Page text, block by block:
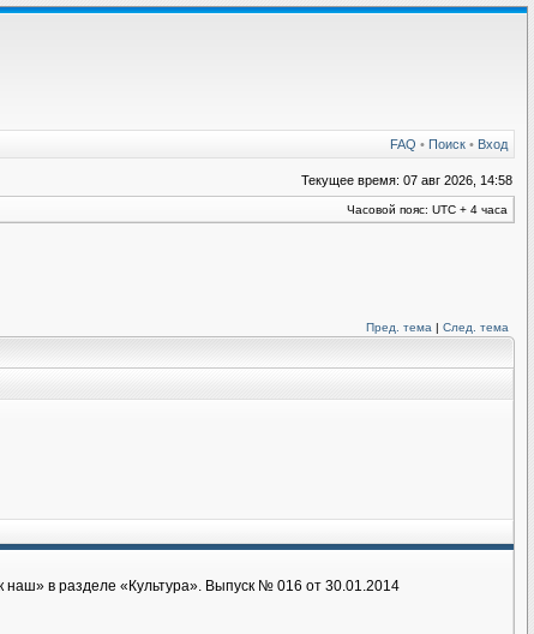
FAQ • Поиск • Вход
Текущее время: 07 авг 2026, 14:58
Часовой пояс: UTC + 4 часа
Пред. тема | След. тема
в разделе «Культура». Выпуск № 016 от 30.01.2014